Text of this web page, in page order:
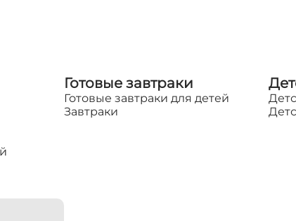
Готовые завтраки
Готовые завтраки для детей
Завтраки